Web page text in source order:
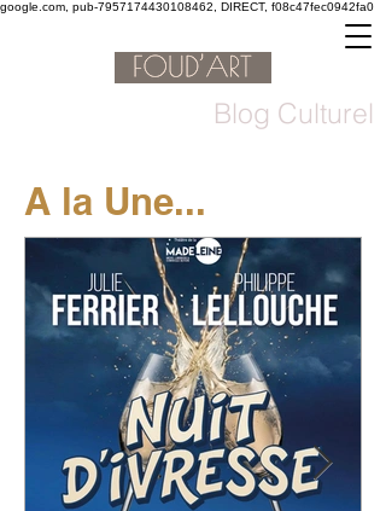
google.com, pub-7957174430108462, DIRECT, f08c47fec0942fa0
Blog Culturel
A la Une...